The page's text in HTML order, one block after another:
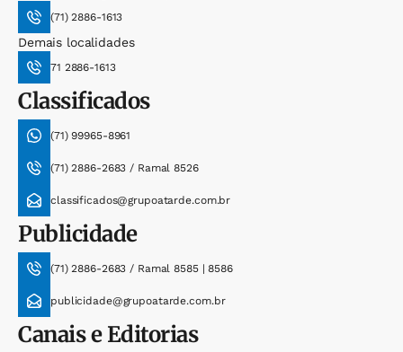
(71) 2886-1613
Demais localidades
71 2886-1613
Classificados
(71) 99965-8961
(71) 2886-2683 / Ramal 8526
classificados@grupoatarde.com.br
Publicidade
(71) 2886-2683 / Ramal 8585 | 8586
publicidade@grupoatarde.com.br
Canais e Editorias